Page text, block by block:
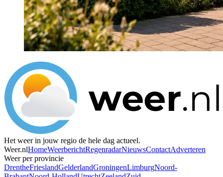
Het weer in jouw regio de hele dag actueel.
Weer.nlHomeWeerberichtRegenradarNieuwsContactAdverteren
Weer per provincie
DrentheFrieslandGelderlandGroningenLimburgNoord-